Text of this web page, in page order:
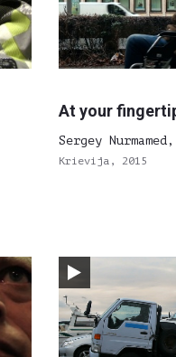
At your
Sergey
Krievija, 2015